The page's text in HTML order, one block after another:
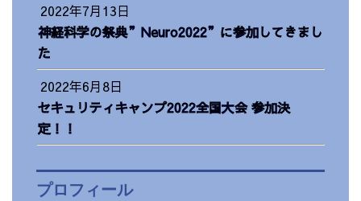
2022年7月13日
神経科学の祭典”Neuro2022”に参加してきまし
た
2022年6月8日
セキュリティキャンプ2022全国大会 参加決
定！！
プロフィール